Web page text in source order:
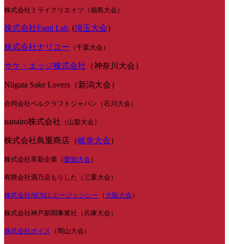
株式会社ミライクリエイツ（福島大会）
株式会社Faml Lab. (埼玉大会）
株式会社ナリコー （千葉大会）
サケ・エッジ株式会社 （神奈川大会）
Niigata Sake Lovers（新潟大会）
合同会社ベルクラフトジャパン（石川大会）
nanairo株式会社 （山梨大会）
株式会社鳥重商店（岐阜大会）
株式会社革新企業（愛知大会 ）
有限会社酒乃店もりした（三重大会）
株式会社NEXELエージェンシー （ 大阪大会 ）
株式会社神戸新聞事業社（兵庫大会）
株式会社ボイス （岡山大会）